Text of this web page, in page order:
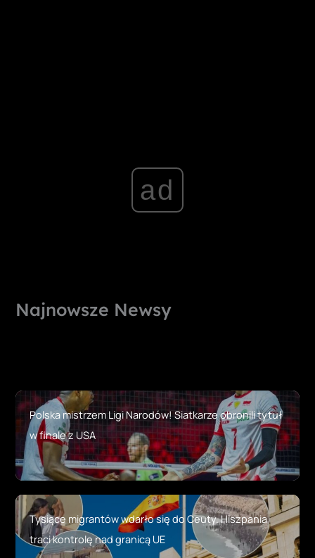
ad
Najnowsze Newsy
Polska mistrzem Ligi Narodów! Siatkarze obronili tytuł
w finale z USA
Tysiące migrantów wdarło się do Ceuty. Hiszpania
traci kontrolę nad granicą UE